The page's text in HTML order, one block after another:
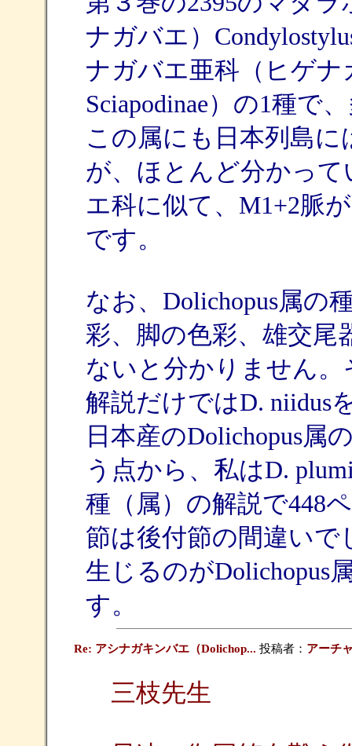
ナガバエ）
ナガバエ亜科（ヒゲ
Sciapodinae）の1種で
この属にも日本列島
が、ほとんど分かっ
エ科に似て、M1+2脈
です。
なお、Dolichopus属の
彩、脚の色彩、雄交尾
ないと分かりません
解説だけではD. niidus
日本産のDolichopus属
う点から、私はD.
種（属）の解説で448
節は後付節の間違い
生じるのがDolichopus
す。
Re: アシナガキンバエ（Dolichop... 投稿者： アーチ
三枝先生